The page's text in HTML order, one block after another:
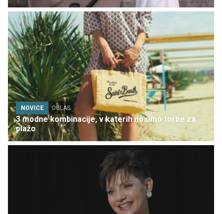
NOVICE OGLAS
3 modne kombinacije, v katerih nosimo torbe za
plažo